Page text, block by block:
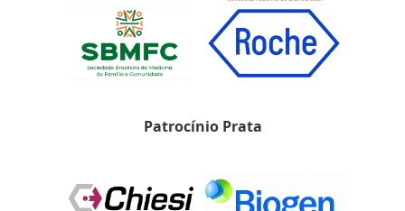
Patrocínio Prata